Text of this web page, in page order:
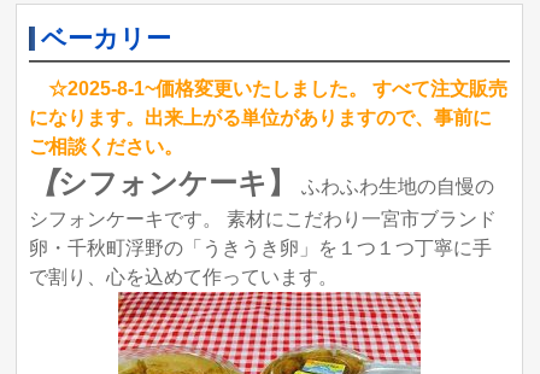
ベーカリー
☆2025-8-1~価格変更いたしました。
すべて注文販売
になります。出来上がる単位がありますので、事前に
ご相談ください。
【シフォンケーキ】
ふわふわ生地の自慢の
シフォンケーキです。
素材にこだわり一宮市ブランド
卵・千秋町浮野の「うきうき卵」を １つ１つ丁寧に手
で割り、心を込めて作っています。